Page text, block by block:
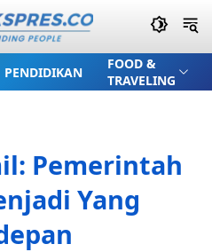
PENDIDIKAN
FOOD &
TRAVELING
Pemerintah
Yang